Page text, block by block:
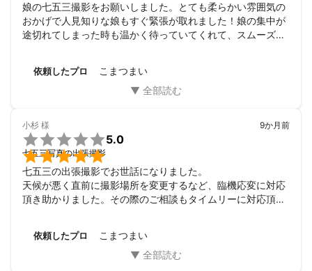
アピールポイント
◉KING OF PHOTO CONTEST 2014
審査員特別賞
◉KING OF PHOTO CONTEST 2015
絆部門　金賞
ベビー部門　銀賞
​◉KING OF PHOTO CONTEST 2016
娘の七五三撮影をお願いしました。とても柔らかい雰囲気の
おかげで人見知りな娘もすぐ緊張が取れました！娘の集中が
途切れてしまった時も温かく待っていてくれて、スムーズな
ました！毎日見て癒されています♩
依頼したプロ こまつまい
小杉 様


5.0
七五三写真の出張撮影
9か月前
七五三の出張撮影でお世話になりました。
天候が悪く直前に撮影場所を変更するなど、臨機応変に対応
頂き助かりました。その際のご相談もタイムリーに対応頂き
最初照れて隠れてしまっていた子どもも最後はノリノリで撮
依頼したプロ こまつまい